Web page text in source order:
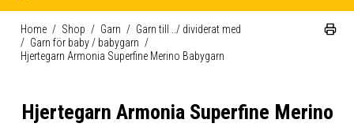
Home / Shop / Garn / Garn till ../ dividerat med
/ Garn för baby / babygarn /
Hjertegarn Armonia Superfine Merino Babygarn
Hjertegarn Armonia Superfine Merino